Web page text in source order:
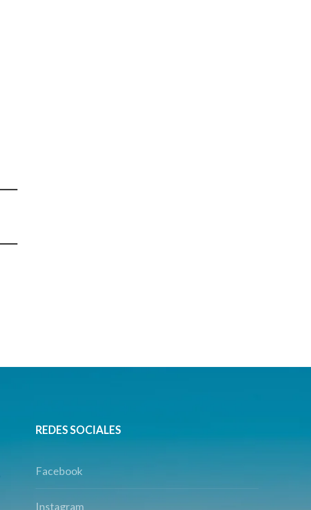
REDES SOCIALES
Facebook
Instagram